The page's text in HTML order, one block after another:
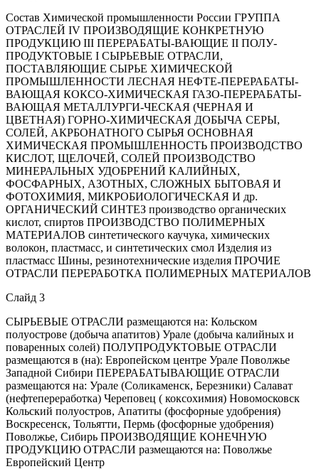
Состав Химической промышленности России ГРУППА
ОТРАСЛЕЙ IV ПРОИЗВОДЯЩИЕ КОНКРЕТНУЮ
ПРОДУКЦИЮ III ПЕРЕРАБАТЫ-ВАЮЩИЕ II ПОЛУ-
ПРОДУКТОВЫЕ I СЫРЬЕВЫЕ ОТРАСЛИ,
ПОСТАВЛЯЮЩИЕ СЫРЬЕ ХИМИЧЕСКОЙ
ПРОМЫШЛЕННОСТИ ЛЕСНАЯ НЕФТЕ-ПЕРЕРАБАТЫ-
ВАЮЩАЯ КОКСО-ХИМИЧЕСКАЯ ГАЗО-ПЕРЕРАБАТЫ-
ВАЮЩАЯ МЕТАЛЛУРГИ-ЧЕСКАЯ (ЧЕРНАЯ И
ЦВЕТНАЯ) ГОРНО-ХИМИЧЕСКАЯ ДОБЫЧА СЕРЫ,
СОЛЕЙ, АКРБОНАТНОГО СЫРЬЯ ОСНОВНАЯ
ХИМИЧЕСКАЯ ПРОМЫШЛЕННОСТЬ ПРОИЗВОДСТВО
КИСЛОТ, ЩЕЛОЧЕЙ, СОЛЕЙ ПРОИЗВОДСТВО
МИНЕРАЛЬНЫХ УДОБРЕНИЙ КАЛИЙНЫХ,
ФОСФАРНЫХ, АЗОТНЫХ, СЛОЖНЫХ БЫТОВАЯ И
ФОТОХИМИЯ, МИКРОБИОЛОГИЧЕСКАЯ И др.
ОРГАНИЧЕСКИЙ СИНТЕЗ производство органических
кислот, спиртов ПРОИЗВОДСТВО ПОЛИМЕРНЫХ
МАТЕРИАЛОВ синтетического каучука, химических
волокон, пластмасс, и синтетических смол Изделия из
пластмасс Шины, резинотехнические изделия ПРОЧИЕ
ОТРАСЛИ ПЕРЕРАБОТКА ПОЛИМЕРНЫХ МАТЕРИАЛОВ
Слайд 3
СЫРЬЕВЫЕ ОТРАСЛИ размещаются на: Кольском
полуострове (добыча апатитов) Урале (добыча калийных и
поваренных солей) ПОЛУПРОДУКТОВЫЕ ОТРАСЛИ
размещаются в (на): Европейском центре Урале Поволжье
Западной Сибири ПЕРЕРАБАТЫВАЮЩИЕ ОТРАСЛИ
размещаются на: Урале (Соликаменск, Березники) Салават
(нефтепереработка) Череповец ( коксохимия) Новомосковск
Кольский полуостров, Апатиты (фосфорные удобрения)
Воскресенск, Тольятти, Пермь (фосфорные удобрения)
Поволжье, Сибирь ПРОИЗВОДЯЩИЕ КОНЕЧНУЮ
ПРОДУКЦИЮ ОТРАСЛИ размещаются на: Поволжье
Европейский Центр